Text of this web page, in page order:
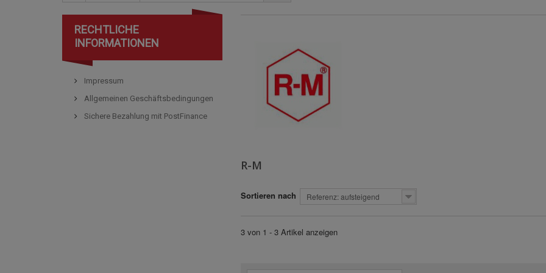
R-M
Sortieren nach Referenz: aufsteigend
3 von 1 - 3 Artikel anzeigen
RECHTLICHE
INFORMATIONEN
Impressum
Allgemeinen Geschäftsbedingungen
Sichere Bezahlung mit PostFinance